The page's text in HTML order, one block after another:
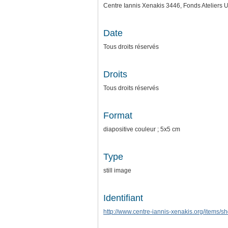
Centre Iannis Xenakis 3446, Fonds Ateliers
Date
Tous droits réservés
Droits
Tous droits réservés
Format
diapositive couleur ; 5x5 cm
Type
still image
Identifiant
http://www.centre-iannis-xenakis.org/items/